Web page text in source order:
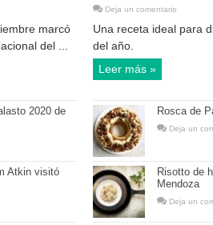
marcó
del ...
2020 de
Atkin visitó
Deja un comentario
Una receta ideal para
del año.
Leer más »
Rosca de
Deja un
Risotto de
Mendoza
Deja un